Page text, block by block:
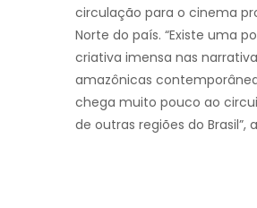
circulação para o cinema
Norte do país. “Existe uma
criativa imensa nas
amazônicas
chega muito pouco ao
de outras regiões do Brasil”,